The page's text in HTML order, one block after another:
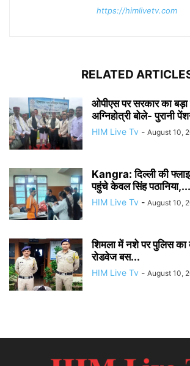
https://himlivetv.com
RELATED
ओपीएस पर सरकार का
अग्निहोत्री बोले- पुरानी
HIM Live Tv - August 10,
Kangra: दिल्ली की
पहुंचे केवल सिंह पठानिया,...
HIM Live Tv - August 10,
शिमला में नशे पर पुलिस का
रोडवेज बस...
HIM Live Tv - August 10,